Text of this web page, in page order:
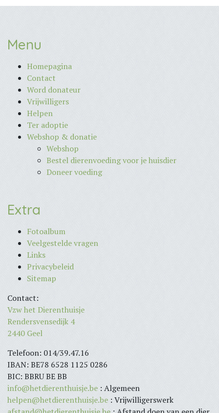
Menu
Homepagina
Contact
Word donateur
Vrijwilligers
Helpen
Ter adoptie
Webshop & donatie
Webshop
Bestel dierenvoeding voor je huisdier
Doneer voeding
Extra
Fotoalbum
Veelgestelde vragen
Links
Privacybeleid
Sitemap
Contact:
Vzw het Dierenthuisje
Rendersvensedijk 4
2440 Geel
Telefoon: 014/39.47.16
IBAN: BE78 6528 1125 0286
BIC: BBRU BE BB
info@hetdierenthuisje.be : Algemeen
helpen@hetdierenthuisje.be : Vrijwilligerswerk